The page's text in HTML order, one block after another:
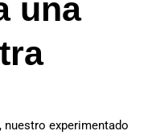
una
nuestro experimentado